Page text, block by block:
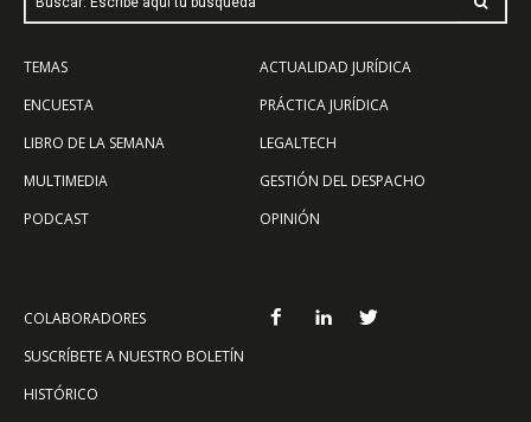
TEMAS
ENCUESTA
LIBRO DE LA SEMANA
MULTIMEDIA
PODCAST
ACTUALIDAD JURÍDICA
PRÁCTICA JURÍDICA
LEGALTECH
GESTIÓN DEL DESPACHO
OPINIÓN
COLABORADORES
SUSCRÍBETE A NUESTRO BOLETÍN
HISTÓRICO